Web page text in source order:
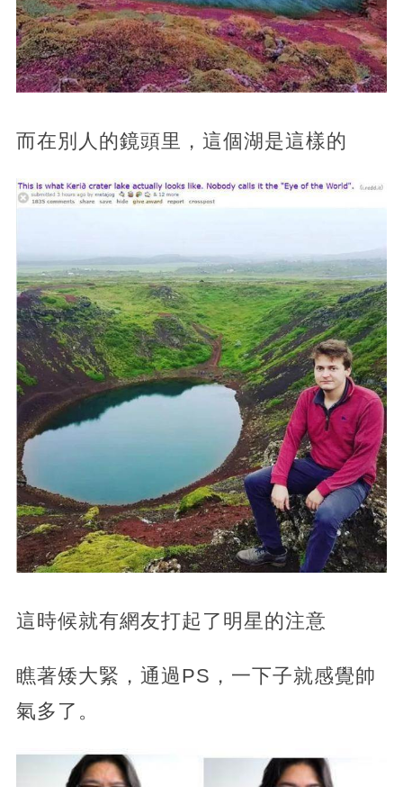
而在別人的鏡頭里，這個湖是這樣的
這時候就有網友打起了明星的注意
瞧著矮大緊，通過PS，一下子就感覺帥
氣多了。